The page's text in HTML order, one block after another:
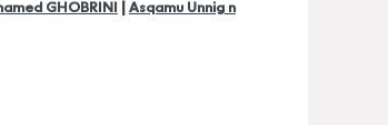
GHOBRINI
Asqamu Unnig n